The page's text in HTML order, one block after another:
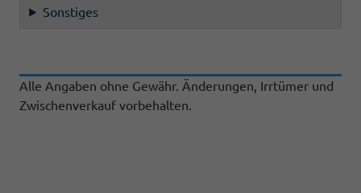
Sonstiges
Alle Angaben ohne Gewähr. Änderungen, Irrtümer und
Zwischenverkauf vorbehalten.